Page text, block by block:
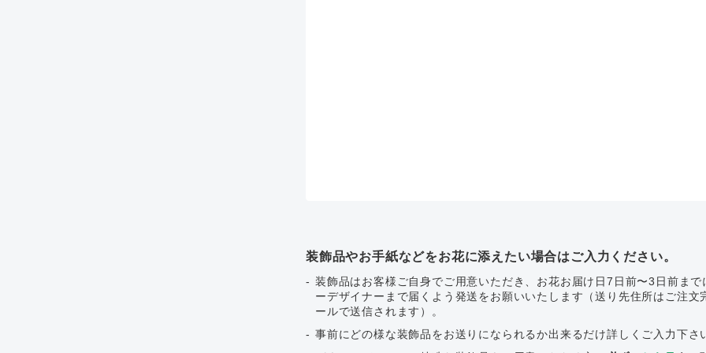
装飾品やお手紙などをお花に添えたい場合はご入力ください。
装飾品はお客様ご自身でご用意いただき、お花お届け日7日前〜3日前まで
ーデザイナーまで届くよう発送をお願いいたします（送り先住所はご注文
ールで送信されます）。
事前にどの様な装飾品をお送りになられるか出来るだけ詳しくご入力下さ